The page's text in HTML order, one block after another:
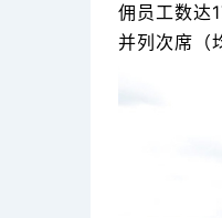
佣员工数达
并列次席（